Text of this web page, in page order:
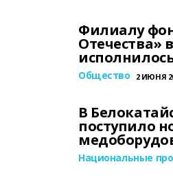
Филиалу
Отечества»
Общество 2 ИЮНЯ
В
поступило
Национальные